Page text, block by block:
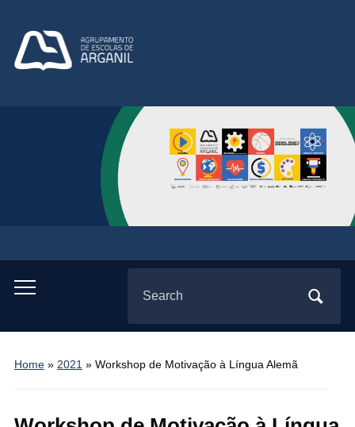
Toggle
menu
for:
Home» 2021 » Workshop de Motivação à Língua Alemã